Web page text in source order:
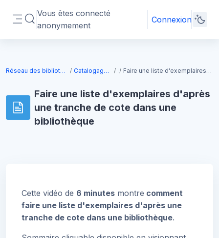
Panneau latéral
Activer/désactiver la saisie de recherche
Vous êtes connecté
anonymement
Connexion
Réseau des bibliothèques de l'Université de Toulouse Catalogage et gestion des données Lt3 Faire une liste d'exemplaires d'après une tranche de cote dans une bibliothèque
Faire une liste d'exemplaires d'après
une tranche de cote dans une
bibliothèque
Cette vidéo de 6 minutes montre comment
faire une liste d'exemplaires d'après une
tranche de cote dans une bibliothèque.